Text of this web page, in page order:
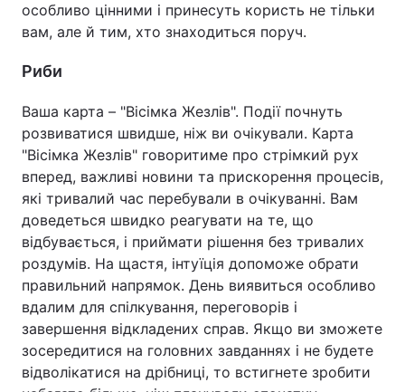
особливо цінними і принесуть користь не тільки
вам, але й тим, хто знаходиться поруч.
Риби
Ваша карта – "Вісімка Жезлів". Події почнуть
розвиватися швидше, ніж ви очікували. Карта
"Вісімка Жезлів" говоритиме про стрімкий рух
вперед, важливі новини та прискорення процесів,
які тривалий час перебували в очікуванні. Вам
доведеться швидко реагувати на те, що
відбувається, і приймати рішення без тривалих
роздумів. На щастя, інтуїція допоможе обрати
правильний напрямок. День виявиться особливо
вдалим для спілкування, переговорів і
завершення відкладених справ. Якщо ви зможете
зосередитися на головних завданнях і не будете
відволікатися на дрібниці, то встигнете зробити